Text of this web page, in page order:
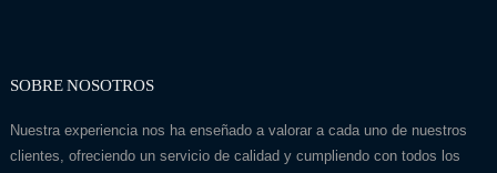
SOBRE NOSOTROS
Nuestra experiencia nos ha enseñado a valorar a cada uno de nuestros
clientes, ofreciendo un servicio de calidad y cumpliendo con todos los